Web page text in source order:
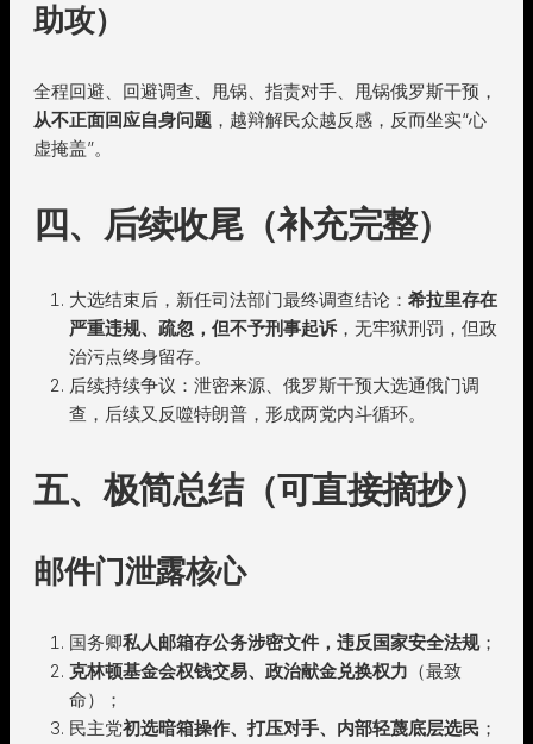
助攻）
全程回避、回避调查、甩锅、指责对手、甩锅俄罗斯干预，
从不正面回应自身问题 ，越辩解民众越反感，反而坐实“心
虚掩盖”。
四、后续收尾（补充完整）
大选结束后，新任司法部门最终调查结论： 希拉里存在
严重违规、疏忽，但不予刑事起诉，无牢狱刑罚，但政
治污点终身留存。
后续持续争议：泄密来源、俄罗斯干预大选通俄门调
查，后续又反噬特朗普，形成两党内斗循环。
五、极简总结（可直接摘抄）
邮件门泄露核心
国务卿私人邮箱存公务涉密文件，违反国家安全法规；
克林顿基金会权钱交易、政治献金兑换权力 （最致
命）；
民主党初选暗箱操作、打压对手、内部轻蔑底层选民 ；